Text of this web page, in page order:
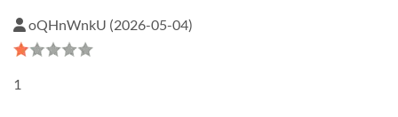
oQHnWnkU (2026-05-04)
1